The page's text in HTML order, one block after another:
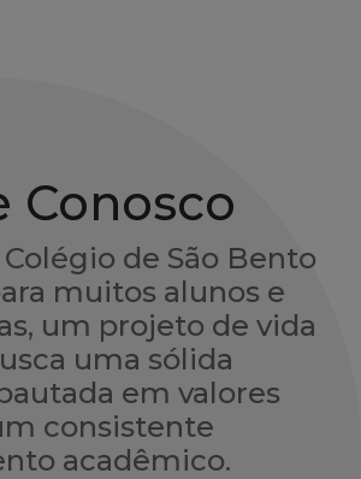
Conosco
de São Bento
muitos alunos e
um projeto de vida
uma sólida
em valores
consistente
acadêmico.